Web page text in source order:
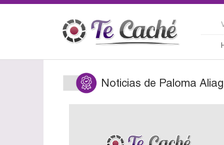
Noticias de Paloma